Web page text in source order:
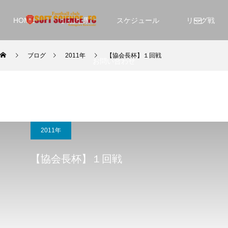
HOME 試合結果 スケジュール リーグ戦
お問い合わせ
ブログ 2011年 【協会長杯】１回戦
2011年
【協会長杯】１回戦